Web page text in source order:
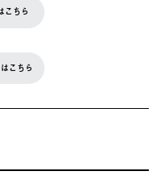
こちら
こちら